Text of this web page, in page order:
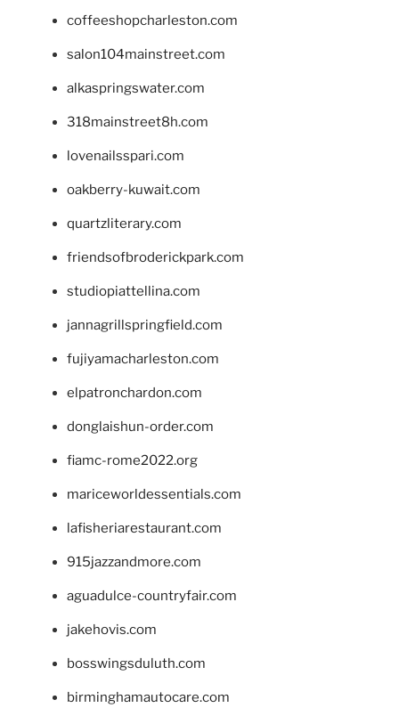
coffeeshopcharleston.com
salon104mainstreet.com
alkaspringswater.com
318mainstreet8h.com
lovenailsspari.com
oakberry-kuwait.com
quartzliterary.com
friendsofbroderickpark.com
studiopiattellina.com
jannagrillspringfield.com
fujiyamacharleston.com
elpatronchardon.com
donglaishun-order.com
fiamc-rome2022.org
mariceworldessentials.com
lafisheriarestaurant.com
915jazzandmore.com
aguadulce-countryfair.com
jakehovis.com
bosswingsduluth.com
birminghamautocare.com